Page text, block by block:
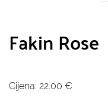
Fakin Rose
Cijena: 22.00 €